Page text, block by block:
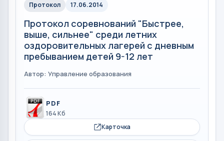
Протокол 17.06.2014
Протокол соревнований "Быстрее,
выше, сильнее" среди летних
оздоровительных лагерей с дневным
пребыванием детей 9-12 лет
Автор: Управление образования
PDF
164 Кб
Карточка